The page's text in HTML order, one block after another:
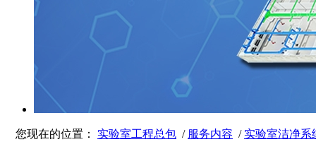
您现在的位置： 实验室工程总包 / 服务内容 / 实验室洁净系